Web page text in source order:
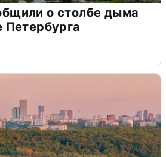
о столбе дыма
Петербурга